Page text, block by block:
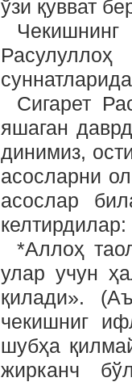
ўзи қувват
Сигарет
яшаган
динимиз,
асосларни
асослар
келтирдилар:
*Аллоҳ
улар учун
қилади».
чекишниг
шубҳа
жирканч